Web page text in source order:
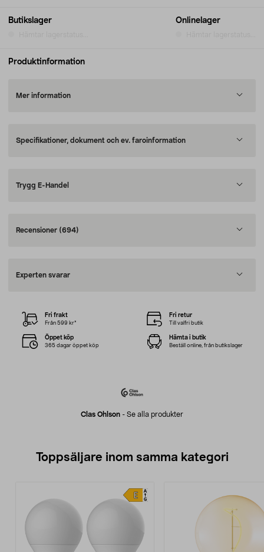
Butikslager Onlinelager
Produktinformation
Mer information
Specifikationer, dokument och ev. faroinformation
Trygg E-Handel
Recensioner (694)
Experten svarar
Clas Ohlson - Se alla produkter
Fri frakt
Från 599 kr*
Fri retur
Till valfri butik
Öppet köp
365 dagar öppet köp
Hämta i butik
Beställ online, från butikslager
Toppsäljare inom samma kategori